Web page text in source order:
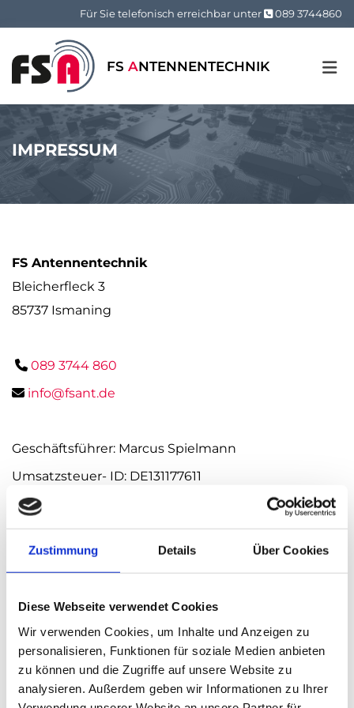
Zustimmung Details Über Cookies
Diese Webseite verwendet Cookies
Wir verwenden Cookies, um Inhalte und Anzeigen zu
personalisieren, Funktionen für soziale Medien anbieten
zu können und die Zugriffe auf unsere Website zu
analysieren. Außerdem geben wir Informationen zu Ihrer
Zum Inhalt springenFür Sie telefonisch erreichbar unter  089 3744860
FS ANTENNENTECHNIK
IMPRESSUM
FS Antennentechnik
Bleicherfleck 3
85737 Ismaning
 089 3744 860
 info@fsant.de
Geschäftsführer: Marcus Spielmann
Umsatzsteuer- ID: DE131177611
Amtsgericht München
HRB 88195
Rechtlicher Hinweis:Die EU hat ein
OnlineVerfahren zur Beilegung von
Streitigkeiten zwischen Unternehmern und
Verbrauchern geschaffen. Informationen dazu